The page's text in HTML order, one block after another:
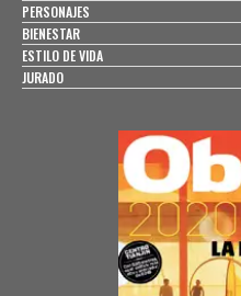
PERSONAJES
BIENESTAR
ESTILO DE VIDA
JURADO